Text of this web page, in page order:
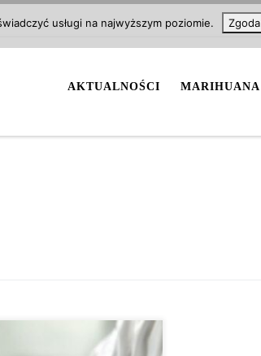
AKTUALNOŚCI MARIHUANA
usługi na najwyższym poziomie. Zgoda